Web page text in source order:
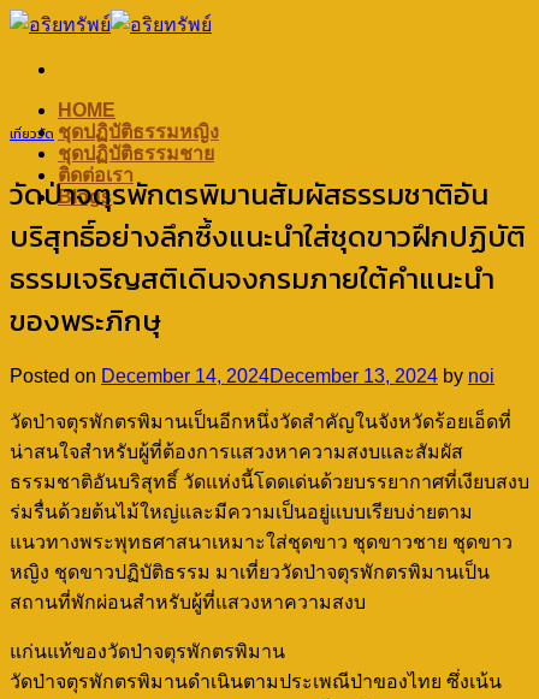
Skip
HOME
ชุดปฏิบัติธรรมหญิง
ชุดปฏิบัติธรรมชาย
ติดต่อเรา
Blogs
เที่ยววัด
วัดป่าจตุรพักตรพิมานสัมผัสธรรมชาติอัน
บริสุทธิ์อย่างลึกซึ้งแนะนำใส่ชุดขาวฝึกปฏิบัติ
ธรรมเจริญสติเดินจงกรมภายใต้คำแนะนำ
ของพระภิกษุ
Posted on December 14, 2024December 13, 2024 by noi
วัดป่าจตุรพักตรพิมานเป็นอีกหนึ่งวัดสำคัญในจังหวัดร้อยเอ็ดที่
น่าสนใจสำหรับผู้ที่ต้องการแสวงหาความสงบและสัมผัส
ธรรมชาติอันบริสุทธิ์ วัดแห่งนี้โดดเด่นด้วยบรรยากาศที่เงียบสงบ
ร่มรื่นด้วยต้นไม้ใหญ่และมีความเป็นอยู่แบบเรียบง่ายตาม
แนวทางพระพุทธศาสนาเหมาะใส่ชุดขาว ชุดขาวชาย ชุดขาว
หญิง ชุดขาวปฏิบัติธรรม มาเที่ยววัดป่าจตุรพักตรพิมานเป็น
สถานที่พักผ่อนสำหรับผู้ที่แสวงหาความสงบ
แก่นแท้ของวัดป่าจตุรพักตรพิมาน
วัดป่าจตุรพักตรพิมานดำเนินตามประเพณีป่าของไทย ซึ่งเน้น